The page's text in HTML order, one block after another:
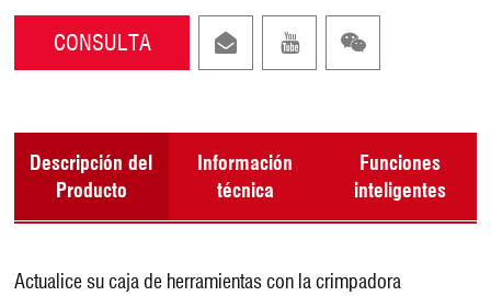
CONSULTA
Descripción del
Producto
Información
técnica
Funciones
inteligentes
Actualice su caja de herramientas con la crimpadora